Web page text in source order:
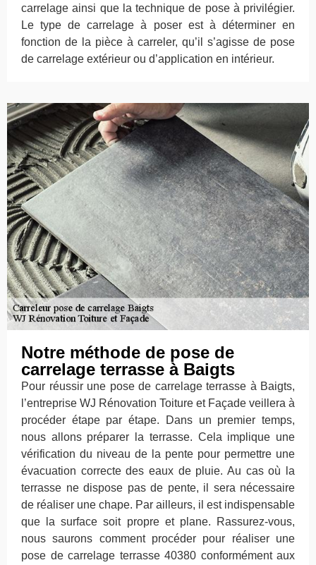
carrelage ainsi que la technique de pose à privilégier.
Le type de carrelage à poser est à déterminer en
fonction de la pièce à carreler, qu’il s’agisse de pose
de carrelage extérieur ou d’application en intérieur.
Notre méthode de pose de
carrelage terrasse à Baigts
Pour réussir une pose de carrelage terrasse à Baigts,
l’entreprise WJ Rénovation Toiture et Façade veillera à
procéder étape par étape. Dans un premier temps,
nous allons préparer la terrasse. Cela implique une
vérification du niveau de la pente pour permettre une
évacuation correcte des eaux de pluie. Au cas où la
terrasse ne dispose pas de pente, il sera nécessaire
de réaliser une chape. Par ailleurs, il est indispensable
que la surface soit propre et plane. Rassurez-vous,
nous saurons comment procéder pour réaliser une
pose de carrelage terrasse 40380 conformément aux